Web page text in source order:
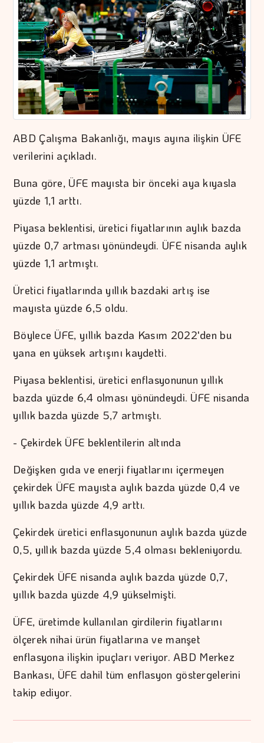
ABD Çalışma Bakanlığı, mayıs ayına ilişkin ÜFE
verilerini açıkladı.
Buna göre, ÜFE mayısta bir önceki aya kıyasla
yüzde 1,1 arttı.
Piyasa beklentisi, üretici fiyatlarının aylık bazda
yüzde 0,7 artması yönündeydi. ÜFE nisanda aylık
yüzde 1,1 artmıştı.
Üretici fiyatlarında yıllık bazdaki artış ise
mayısta yüzde 6,5 oldu.
Böylece ÜFE, yıllık bazda Kasım 2022'den bu
yana en yüksek artışını kaydetti.
Piyasa beklentisi, üretici enflasyonunun yıllık
bazda yüzde 6,4 olması yönündeydi. ÜFE nisanda
yıllık bazda yüzde 5,7 artmıştı.
- Çekirdek ÜFE beklentilerin altında
Değişken gıda ve enerji fiyatlarını içermeyen
çekirdek ÜFE mayısta aylık bazda yüzde 0,4 ve
yıllık bazda yüzde 4,9 arttı.
Çekirdek üretici enflasyonunun aylık bazda yüzde
0,5, yıllık bazda yüzde 5,4 olması bekleniyordu.
Çekirdek ÜFE nisanda aylık bazda yüzde 0,7,
yıllık bazda yüzde 4,9 yükselmişti.
ÜFE, üretimde kullanılan girdilerin fiyatlarını
ölçerek nihai ürün fiyatlarına ve manşet
enflasyona ilişkin ipuçları veriyor. ABD Merkez
Bankası, ÜFE dahil tüm enflasyon göstergelerini
takip ediyor.